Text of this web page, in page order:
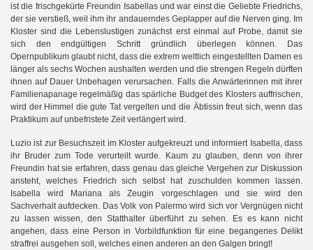
ist die frischgekürte Freundin Isabellas und war einst die Geliebte Friedrichs,
der sie verstieß, weil ihm ihr andauerndes Geplapper auf die Nerven ging. Im
Kloster sind die Lebenslustigen zunächst erst einmal auf Probe, damit sie
sich den endgültigen Schritt gründlich überlegen können. Das
Opernpublikum glaubt nicht, dass die extrem weltlich eingestellten Damen es
länger als sechs Wochen aushalten werden und die strengen Regeln dürften
ihnen auf Dauer Unbehagen verursachen. Falls die Anwärterinnen mit ihrer
Familienapanage regelmäßig das spärliche Budget des Klosters auffrischen,
wird der Himmel die gute Tat vergelten und die Äbtissin freut sich, wenn das
Praktikum auf unbefristete Zeit verlängert wird.
Luzio ist zur Besuchszeit im Kloster aufgekreuzt und informiert Isabella, dass
ihr Bruder zum Tode verurteilt wurde. Kaum zu glauben, denn von ihrer
Freundin hat sie erfahren, dass genau das gleiche Vergehen zur Diskussion
ansteht, welches Friedrich sich selbst hat zuschulden kommen lassen.
Isabella wird Mariana als Zeugin vorgeschlagen und sie wird den
Sachverhalt aufdecken. Das Volk von Palermo wird sich vor Vergnügen nicht
zu lassen wissen, den Statthalter überführt zu sehen. Es es kann nicht
angehen, dass eine Person in Vorbildfunktion für eine begangenes Delikt
straffrei ausgehen soll, welches einen anderen an den Galgen bringt!